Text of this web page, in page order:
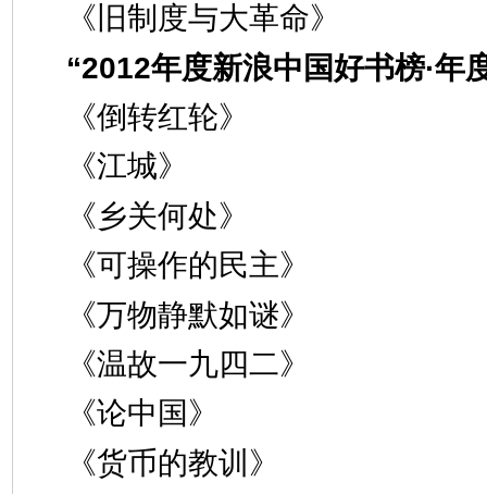
《旧制度与大革命》
“2012年度新浪中国好书榜·年
《倒转红轮》
《江城》
《乡关何处》
《可操作的民主》
《万物静默如谜》
《温故一九四二》
《论中国》
《货币的教训》